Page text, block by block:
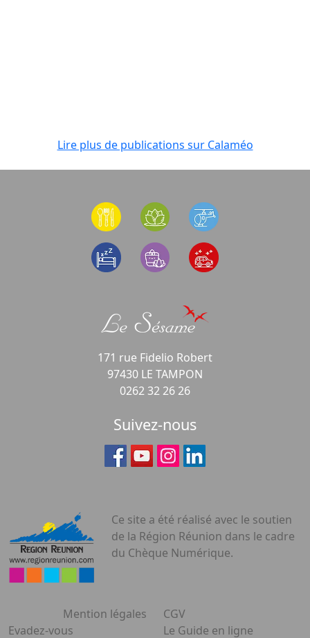
Lire plus de publications sur Calaméo
171 rue Fidelio Robert
97430 LE TAMPON
0262 32 26 26
Suivez-nous
Ce site a été réalisé avec le soutien
de la Région Réunion dans le cadre
du Chèque Numérique.
Mention légales
CGV
Evadez-vous
Le Guide en ligne